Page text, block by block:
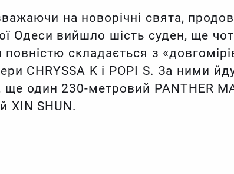
на новорічні свята,
Одеси вийшло шість суден, ще
складається з
CHRYSSA K і POPI S. За ними
ще один 230-метровий PANTHER
XIN SHUN.